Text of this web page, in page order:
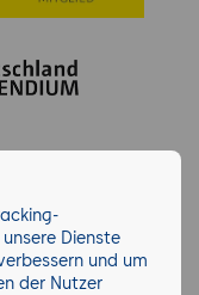
bei der
Dienste
und um
der Nutzer